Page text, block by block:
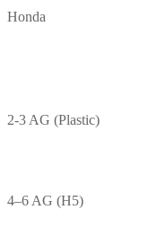
Honda
2-3 AG (Plastic)
4–6 AG (H5)